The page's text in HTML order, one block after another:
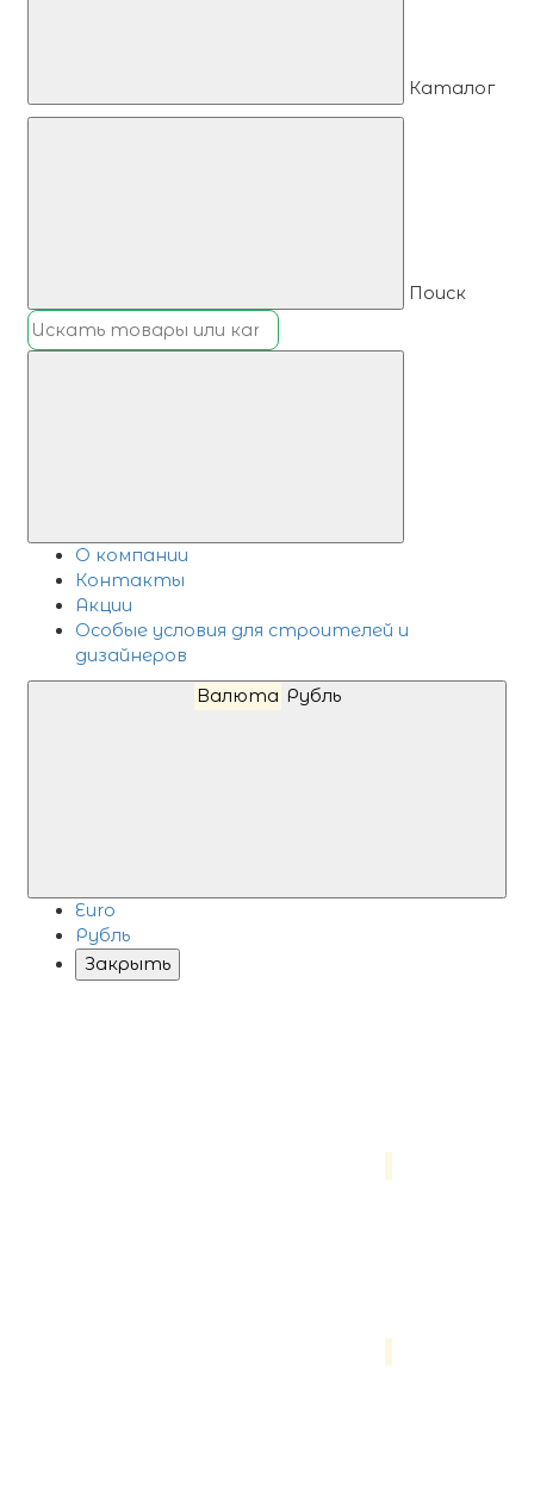
Каталог
Поиск
О компании
Контакты
Акции
Особые условия для строителей и
дизайнеров
Валюта Рубль
Euro
Рубль
Закрыть